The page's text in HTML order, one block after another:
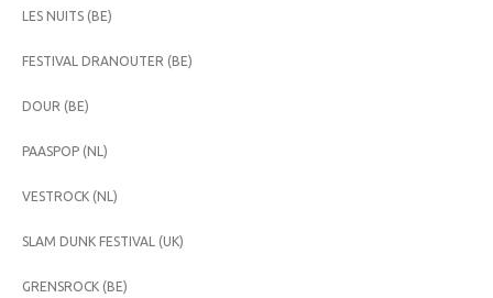
LES NUITS (BE)
FESTIVAL DRANOUTER (BE)
DOUR (BE)
PAASPOP (NL)
VESTROCK (NL)
SLAM DUNK FESTIVAL (UK)
GRENSROCK (BE)